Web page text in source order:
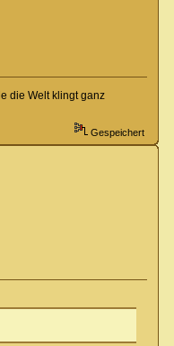
die Welt klingt ganz
Gespeichert